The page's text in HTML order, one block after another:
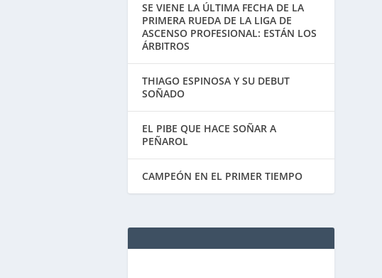
SE VIENE LA ÚLTIMA FECHA DE LA
PRIMERA RUEDA DE LA LIGA DE
ASCENSO PROFESIONAL: ESTÁN LOS
ÁRBITROS
THIAGO ESPINOSA Y SU DEBUT
SOÑADO
EL PIBE QUE HACE SOÑAR A
PEÑAROL
CAMPEÓN EN EL PRIMER TIEMPO